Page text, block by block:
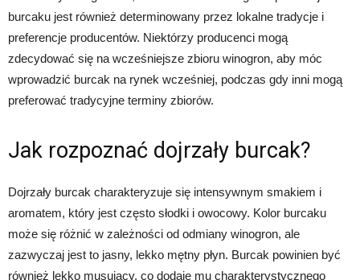
burcaku jest również determinowany przez lokalne tradycje i
preferencje producentów. Niektórzy producenci mogą
zdecydować się na wcześniejsze zbioru winogron, aby móc
wprowadzić burcak na rynek wcześniej, podczas gdy inni mogą
preferować tradycyjne terminy zbiorów.
Jak rozpoznać dojrzały burcak?
Dojrzały burcak charakteryzuje się intensywnym smakiem i
aromatem, który jest często słodki i owocowy. Kolor burcaku
może się różnić w zależności od odmiany winogron, ale
zazwyczaj jest to jasny, lekko mętny płyn. Burcak powinien być
również lekko musujący, co dodaje mu charakterystycznego